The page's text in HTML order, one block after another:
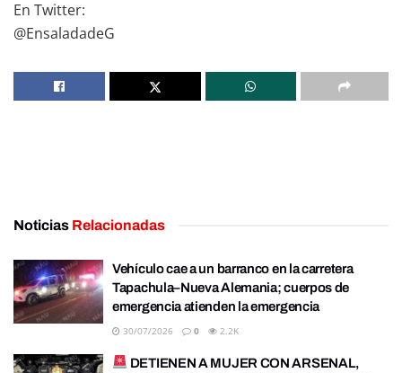
En Twitter:
@EnsaladadeG
Noticias Relacionadas
Vehículo cae a un barranco en la carretera
Tapachula–Nueva Alemania; cuerpos de
emergencia atienden la emergencia
30/07/2026 0 2.2K
DETIENEN A MUJER CON ARSENAL,